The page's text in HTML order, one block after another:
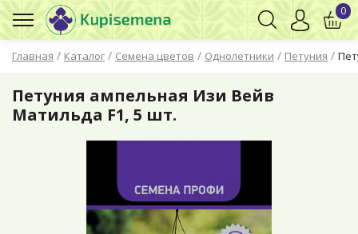
Главная / Каталог / Семена цветов / Однолетники / Петуния /
0
Петуния ампельная Изи Вейв
Матильда F1, 5 шт.